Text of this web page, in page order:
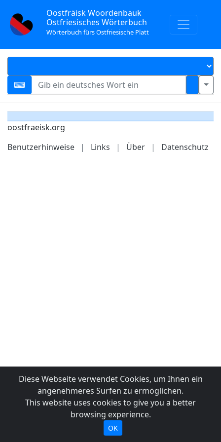
Oostfräisk Woordenbauk
Ostfriesisches Wörterbuch
Wörterbuch fürs Ostfriesische Platt
oostfraeisk.org
Benutzerhinweise
| Links | Über | Datenschutz
Diese Webseite verwendet Cookies, um Ihnen ein
angenehmeres Surfen zu ermöglichen.
This website uses cookies to give you a better
browsing experience.
OK